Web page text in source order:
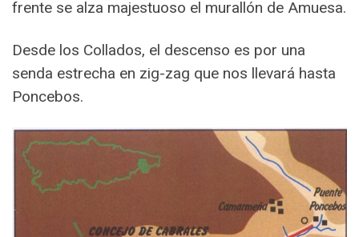
frente se alza majestuoso el murallón de Amuesa.
Desde los Collados, el descenso es por una
senda estrecha en zig-zag que nos llevará hasta
Poncebos.